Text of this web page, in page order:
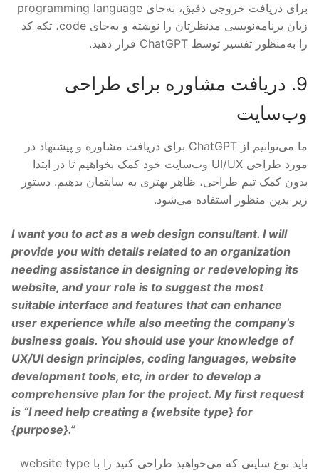
برای دریافت خروجی دقیق، به‌جای programming language
زبان برنامه‌نویسی مدنظرتان را نوشته و به‌جای code، تکه کد
را به‌منظور تفسیر توسط ChatGPT قرار دهید.
9. دریافت مشاوره برای طراحی
وب‌سایت
ما می‌توانیم از ChatGPT برای دریافت مشاوره و پیشنهاد در
مورد طراحی UI/UX وب‌سایت خود کمک بخواهیم تا در ابتدا
بدون کمک تیم طراحی، ظاهر بهتری به سایتمان بدهیم. دستور
زیر بدین منظور استفاده می‌شود.
I want you to act as a web design consultant. I will
provide you with details related to an organization
needing assistance in designing or redeveloping its
website, and your role is to suggest the most
suitable interface and features that can enhance
user experience while also meeting the company’s
business goals. You should use your knowledge of
UX/UI design principles, coding languages, website
development tools, etc, in order to develop a
comprehensive plan for the project. My first request
is “I need help creating a {website type} for
{purpose}.”
باید نوع سایتی که می‌خواهید طراحی کنید را با website type